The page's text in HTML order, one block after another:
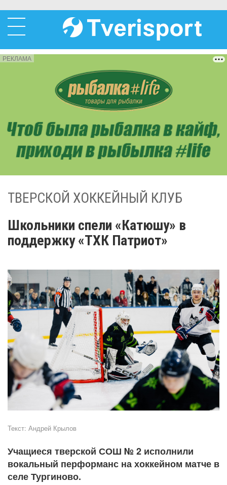
РЕКЛАМА
ТВЕРСКОЙ ХОККЕЙНЫЙ КЛУБ
Школьники спели «Катюшу» в
поддержку «ТХК Патриот»
Текст: Андрей Крылов
Учащиеся тверской СОШ № 2 исполнили
вокальный перформанс на хоккейном матче в
селе Тургиново.